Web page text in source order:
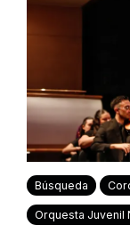
Búsqueda
Orquesta Juvenil